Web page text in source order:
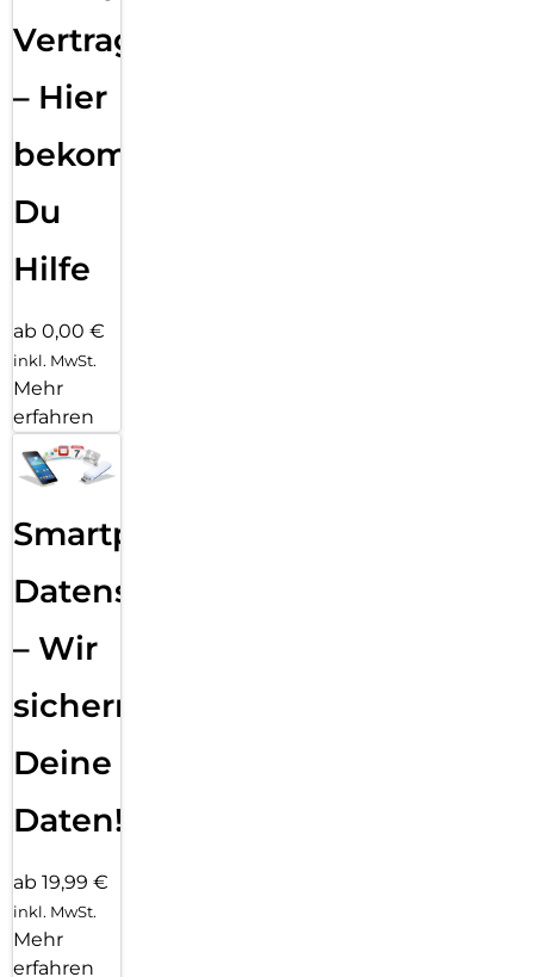
Vertragsabwicklung
– Hier
bekommst
Du
Hilfe
ab 0,00 €
inkl. MwSt.
Mehr
erfahren
Smartphone
Datensicherung
– Wir
sichern
Deine
Daten!
ab 19,99 €
inkl. MwSt.
Mehr
erfahren